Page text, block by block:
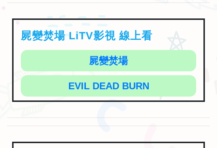
屍變焚場 LiTV影視 線上看
屍變焚場
EVIL DEAD BURN